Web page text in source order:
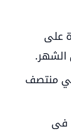
على
الشهر.
منتصف
في